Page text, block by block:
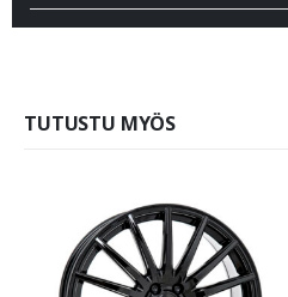
TUTUSTU MYÖS